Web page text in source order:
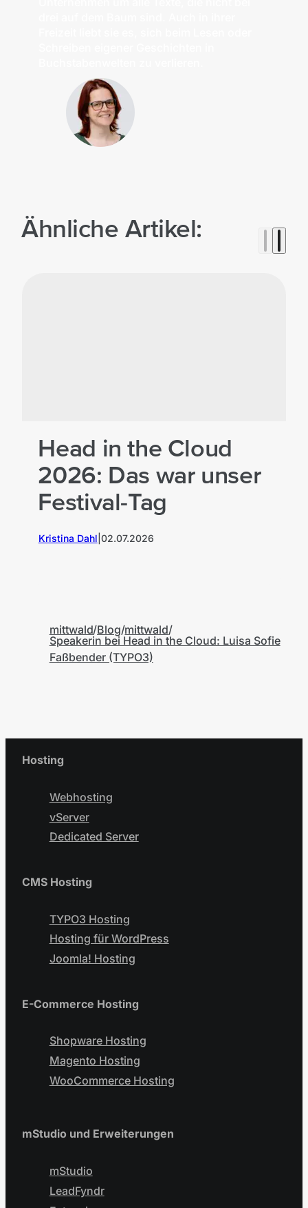
Ähnliche Artikel:
Head in the Cloud
2026: Das war unser
Festival-Tag
Kristina Dahl 02.07.2026
mittwald Blog mittwald
Speakerin bei Head in the Cloud: Luisa Sofie
Faßbender (TYPO3)
Hosting
Webhosting
vServer
Dedicated Server
CMS Hosting
TYPO3 Hosting
Hosting für WordPress
Joomla! Hosting
E-Commerce Hosting
Shopware Hosting
Magento Hosting
WooCommerce Hosting
mStudio und Erweiterungen
mStudio
LeadFyndr